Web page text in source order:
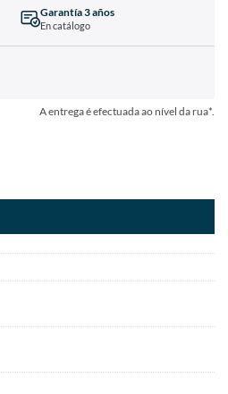
Garantía 3 años
En catálogo
A entrega é efectuada ao nível da rua*.